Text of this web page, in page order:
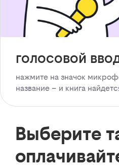
голосовой
нажмите на значок
название – и книга
Выберите